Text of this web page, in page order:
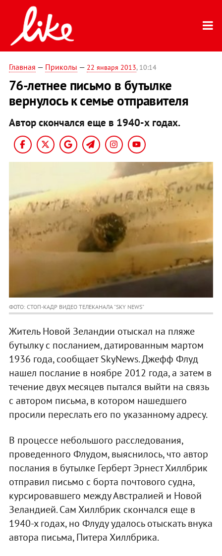
Главная — Приколы — 22 января 2013, 10:14
76-летнее письмо в бутылке
вернулось к семье отправителя
Автор скончался еще в 1940-х годах.
ФОТО: СТОП-КАДР ВИДЕО ТЕЛЕКАНАЛА "SKY NEWS"
Житель Новой Зеландии отыскал на пляже
бутылку с посланием, датированным мартом
1936 года, сообщает SkyNews. Джефф Флуд
нашел послание в ноябре 2012 года, а затем в
течение двух месяцев пытался выйти на связь
с автором письма, в котором нашедшего
просили переслать его по указанному адресу.
В процессе небольшого расследования,
проведенного Флудом, выяснилось, что автор
послания в бутылке Герберт Эрнест Хиллбрик
отправил письмо с борта почтового судна,
курсировавшего между Австралией и Новой
Зеландией. Сам Хиллбрик скончался еще в
1940-х годах, но Флуду удалось отыскать внука
автора письма, Питера Хиллбрика.